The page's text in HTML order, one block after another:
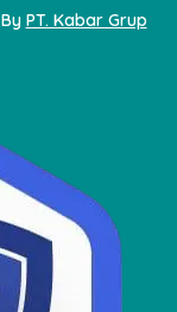
PT. Kabar Grup